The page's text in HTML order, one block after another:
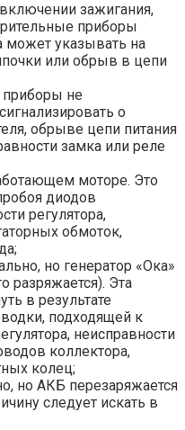
зажигания,
приборы
может указывать на
или обрыв в цепи
приборы не
о
обрыве цепи питания
замка или реле
моторе. Это
диодов
регулятора,
обмоток,
но генератор «Ока»
разряжается). Эта
в результате
подходящей к
неисправности
коллектора,
колец;
но АКБ перезаряжается
следует искать в